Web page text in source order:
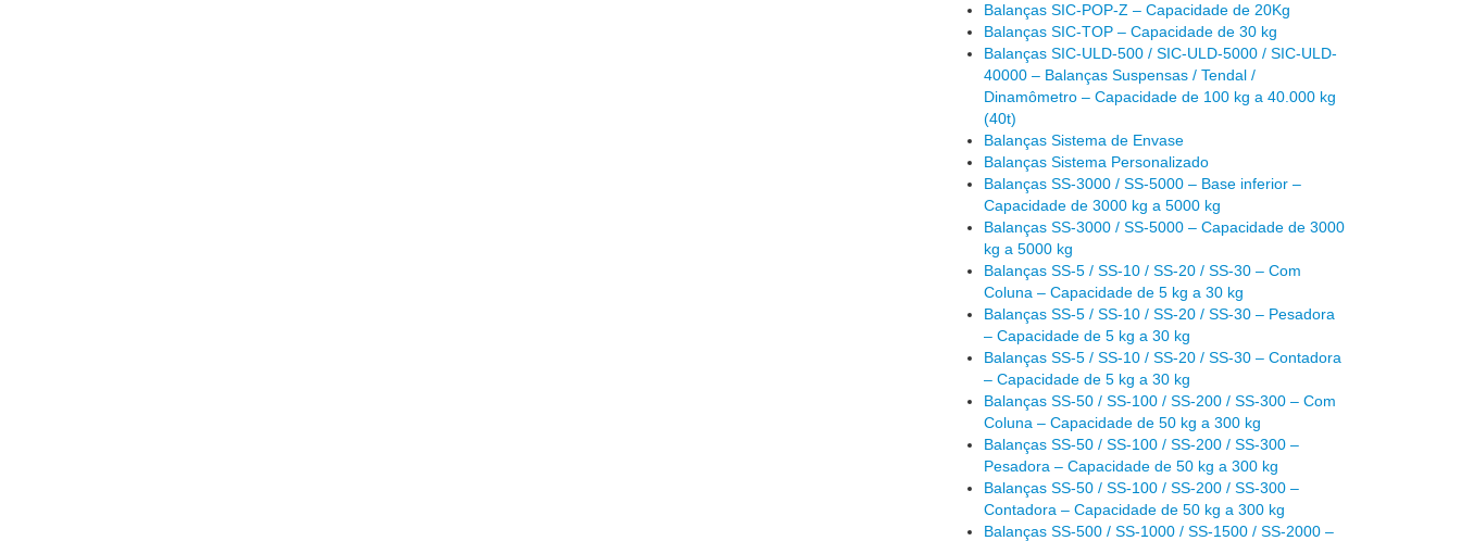
Balanças SIC-POP-Z – Capacidade de 20Kg
Balanças SIC-TOP – Capacidade de 30 kg
Balanças SIC-ULD-500 / SIC-ULD-5000 / SIC-ULD-
40000 – Balanças Suspensas / Tendal /
Dinamômetro – Capacidade de 100 kg a 40.000 kg
(40t)
Balanças Sistema de Envase
Balanças Sistema Personalizado
Balanças SS-3000 / SS-5000 – Base inferior –
Capacidade de 3000 kg a 5000 kg
Balanças SS-3000 / SS-5000 – Capacidade de 3000
kg a 5000 kg
Balanças SS-5 / SS-10 / SS-20 / SS-30 – Com
Coluna – Capacidade de 5 kg a 30 kg
Balanças SS-5 / SS-10 / SS-20 / SS-30 – Pesadora
– Capacidade de 5 kg a 30 kg
Balanças SS-5 / SS-10 / SS-20 / SS-30 – Contadora
– Capacidade de 5 kg a 30 kg
Balanças SS-50 / SS-100 / SS-200 / SS-300 – Com
Coluna – Capacidade de 50 kg a 300 kg
Balanças SS-50 / SS-100 / SS-200 / SS-300 –
Pesadora – Capacidade de 50 kg a 300 kg
Balanças SS-50 / SS-100 / SS-200 / SS-300 –
Contadora – Capacidade de 50 kg a 300 kg
Balanças SS-500 / SS-1000 / SS-1500 / SS-2000 –